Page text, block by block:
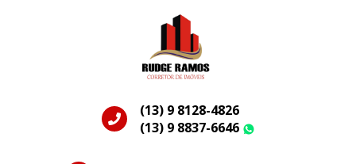
(13) 9 8128-4826
(13) 9 8837-6646